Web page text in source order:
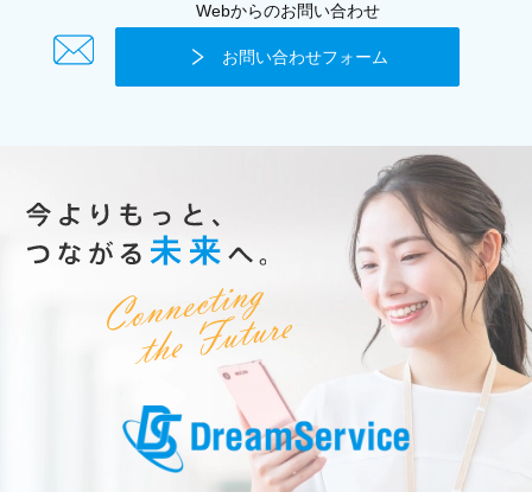
Webからのお問い合わせ
お問い合わせフォーム